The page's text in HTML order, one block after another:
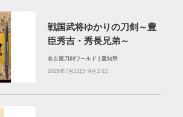
戦国武将ゆかりの刀剣～豊
臣秀吉・秀長兄弟～
名古屋刀剣ワールド | 愛知県
2026年7月11日~9月27日